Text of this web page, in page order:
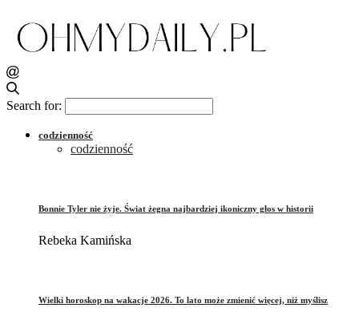
Search for:
codzienność
codzienność
Bonnie Tyler nie żyje. Świat żegna najbardziej ikoniczny głos w historii
Rebeka Kamińska
Wielki horoskop na wakacje 2026. To lato może zmienić więcej, niż myślisz